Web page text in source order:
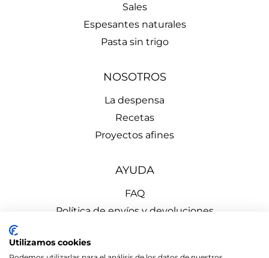
Sales
Espesantes naturales
Pasta sin trigo
NOSOTROS
La despensa
Recetas
Proyectos afines
AYUDA
FAQ
Política de envíos y devoluciones
Política de Privacidad
Utilizamos cookies